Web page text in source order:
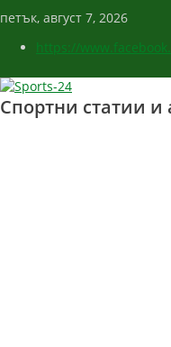
петък, август 7, 2026
https://
Спортни статии и